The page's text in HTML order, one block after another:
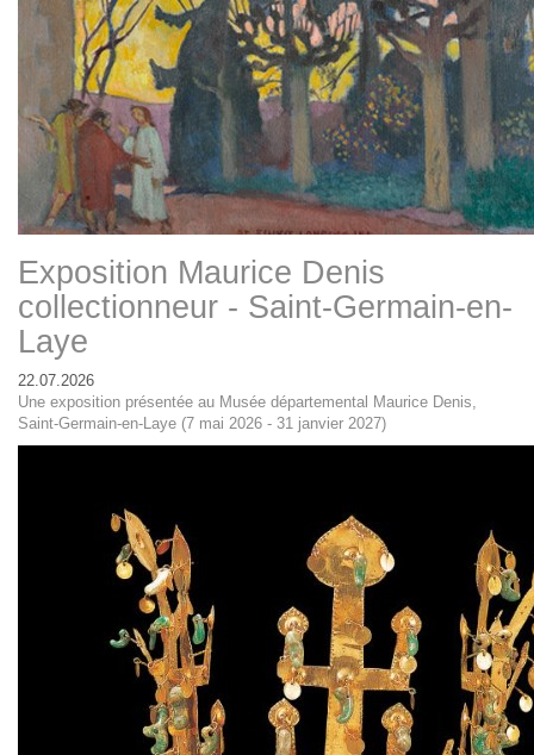
Exposition Maurice Denis
collectionneur - Saint-Germain-en-
Laye
22.07.2026
Une exposition présentée au Musée départemental Maurice Denis,
Saint-Germain-en-Laye (7 mai 2026 - 31 janvier 2027)